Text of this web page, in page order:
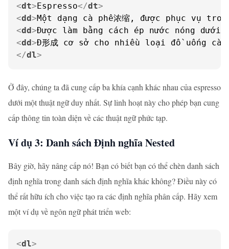
<dt>Espresso</dt>
<dd>Một dạng cà phê浓缩, được phục vụ
<dd>Được làm bằng cách ép nước nóng
<dd>Đ形成 cơ sở cho nhiều loại đồ uống
</dl>
Ở đây, chúng ta đã cung cấp ba khía cạnh khác nhau của espresso
dưới một thuật ngữ duy nhất. Sự linh hoạt này cho phép bạn cung
cấp thông tin toàn diện về các thuật ngữ phức tạp.
Ví dụ 3: Danh sách Định nghĩa Nested
Bây giờ, hãy nâng cấp nó! Bạn có biết bạn có thể chèn danh sách
định nghĩa trong danh sách định nghĩa khác không? Điều này có
thể rất hữu ích cho việc tạo ra các định nghĩa phân cấp. Hãy xem
một ví dụ về ngôn ngữ phát triển web:
<dl>